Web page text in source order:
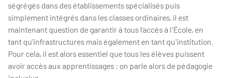
ségrégés dans des établissements spécialisés puis
simplement intégrés dans les classes ordinaires, il est
maintenant question de garantir à tous l’accès à l'École, en
tant qu’infrastructures mais également en tant qu'institution.
Pour cela, il est alors essentiel que tous les élèves puissent
avoir accès aux apprentissages : on parle alors de pédagogie